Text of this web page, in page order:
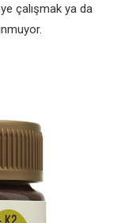
çalışmak ya da